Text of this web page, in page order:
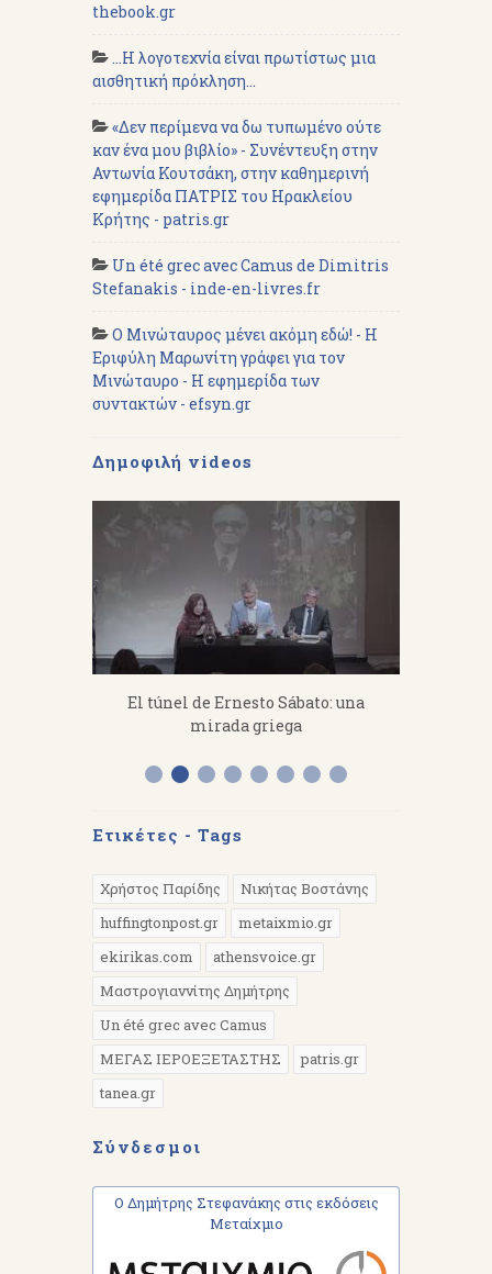
thebook.gr
...Η λογοτεχνία είναι πρωτίστως μια
αισθητική πρόκληση...
«Δεν περίμενα να δω τυπωμένο ούτε
καν ένα μου βιβλίο» - Συνέντευξη στην
Αντωνία Κουτσάκη, στην καθημερινή
εφημερίδα ΠΑΤΡΙΣ του Ηρακλείου
Κρήτης - patris.gr
Un été grec avec Camus de Dimitris
Stefanakis - inde-en-livres.fr
Ο Μινώταυρος μένει ακόμη εδώ! - Η
Εριφύλη Μαρωνίτη γράφει για τον
Μινώταυρο - Η εφημερίδα των
συντακτών - efsyn.gr
Δημοφιλή videos
El túnel de Ernesto Sábato: una
mirada griega
Ετικέτες - Tags
Χρήστος Παρίδης
Νικήτας Βοστάνης
huffingtonpost.gr
metaixmio.gr
ekirikas.com
athensvoice.gr
Μαστρογιαννίτης Δημήτρης
Un été grec avec Camus
ΜΕΓΑΣ ΙΕΡΟΕΞΕΤΑΣΤΗΣ
patris.gr
tanea.gr
Σύνδεσμοι
Ο Δημήτρης Στεφανάκης στις εκδόσεις
Μεταίχμιο